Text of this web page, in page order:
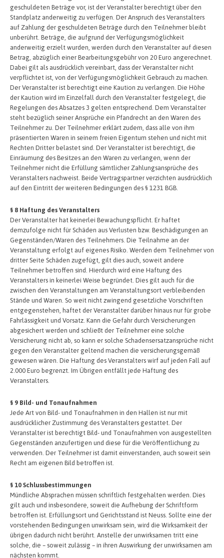
geschuldeten Beträge vor, ist der Veranstalter berechtigt über den
Standplatz anderweitig zu verfügen. Der Anspruch des Veranstalters
auf Zahlung der geschuldeten Beträge durch den Teilnehmer bleibt
unberührt. Beträge, die aufgrund der Verfügungsmöglichkeit
anderweitig erzielt wurden, werden durch den Veranstalter auf diesen
Betrag, abzüglich einer Bearbeitungsgebühr von 20 Euro angerechnet.
Dabei gilt als ausdrücklich vereinbart, dass der Veranstalter nicht
verpflichtet ist, von der Verfügungsmöglichkeit Gebrauch zu machen.
Der Veranstalter ist berechtigt eine Kaution zu verlangen. Die Höhe
der Kaution wird im Einzelfall durch den Veranstalter festgelegt, die
Regelungen des Absatzes 3 gelten entsprechend. Dem Veranstalter
steht bezüglich seiner Ansprüche ein Pfandrecht an den Waren des
Teilnehmer zu. Der Teilnehmer erklärt zudem, dass alle von ihm
präsentierten Waren in seinem freien Eigentum stehen und nicht mit
Rechten Dritter belastet sind. Der Veranstalter ist berechtigt, die
Einräumung des Besitzes an den Waren zu verlangen, wenn der
Teilnehmer nicht die Erfüllung sämtlicher Zahlungsansprüche des
Veranstalters nachweist. Beide Vertragspartner verzichten ausdrücklich
auf den Eintritt der weiteren Bedingungen des § 1231 BGB.
§ 8 Haftung des Veranstalters
Der Veranstalter hat keinerlei Bewachungspflicht. Er haftet
demzufolge nicht für Schäden aus Verlusten bzw. Beschädigungen an
Gegenständen/Waren des Teilnehmers. Die Teilnahme an der
Veranstaltung erfolgt auf eigenes Risiko. Werden dem Teilnehmer von
dritter Seite Schäden zugefügt, gilt dies auch, soweit andere
Teilnehmer betroffen sind. Hierdurch wird eine Haftung des
Veranstalters in keinerlei Weise begründet. Dies gilt auch für die
zwischen den Veranstaltungen am Veranstaltungsort verbleibenden
Stände und Waren. So weit nicht zwingend gesetzliche Vorschriften
entgegenstehen, haftet der Veranstalter darüber hinaus nur für grobe
Fahrlässigkeit und Vorsatz. Kann die Gefahr durch Versicherungen
abgesichert werden und schließt der Teilnehmer eine solche
Versicherung nicht ab, so kann er solche Schadensersatzansprüche nicht
gegen den Veranstalter geltend machen die versicherungsgemäß
gewesen wären. Die Haftung des Veranstalters wirf auf jeden Fall auf
2.000 Euro begrenzt. Im Übrigen entfällt jede Haftung des
Veranstalters.
§ 9 Bild- und Tonaufnahmen
Jede Art von Bild- und Tonaufnahmen in den Hallen ist nur mit
ausdrücklicher Zustimmung des Veranstalters gestattet. Der
Veranstalter ist berechtigt Bild- und Tonaufnahmen von ausgestellten
Gegenständen anzufertigen und diese für die Veröffentlichung zu
verwenden. Der Teilnehmer ist damit einverstanden, auch soweit sein
Recht am eigenen Bild betroffen ist.
§ 10 Schlussbestimmungen
Mündliche Absprachen müssen schriftlich festgehalten werden. Dies
gilt auch und insbesondere, soweit die Aufhebung der Schriftform
betroffen ist. Erfüllungsort und Gerichtsstand ist Neuss. Sollte eine der
vorstehenden Bedingungen unwirksam sein, wird die Wirksamkeit der
übrigen dadurch nicht berührt. Anstelle der unwirksamen tritt eine
solche, die – soweit zulässig – in ihren Auswirkung der unwirksamen am
nächsten kommt.